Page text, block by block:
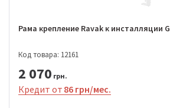
Рама крепление Ravak к инсталляции G
Код товара: 12161
2 070 грн.
Кредит от 86 грн/мес.